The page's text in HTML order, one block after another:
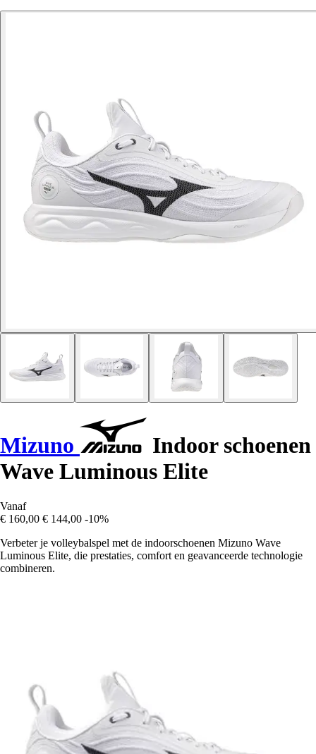
Mizuno
Indoor schoenen
Wave Luminous Elite
Vanaf
€ 160,00 € 144,00 -10%
Verbeter je volleybalspel met de indoorschoenen Mizuno Wave
Luminous Elite, die prestaties, comfort en geavanceerde technologie
combineren.